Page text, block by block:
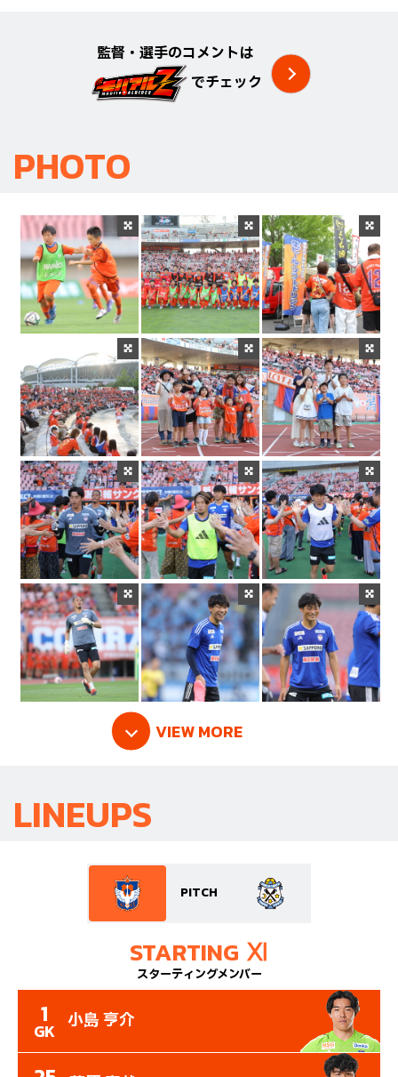
監督・選手のコメントは
でチェック
PHOTO
VIEW MORE
LINEUPS
PITCH
STARTING Ⅺ
スターティングメンバー
1
GK 小島 亨介